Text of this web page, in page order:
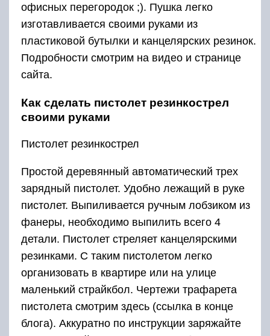
офисных перегородок ;). Пушка легко
изготавливается своими руками из
пластиковой бутылки и канцелярских резинок.
Подробности смотрим на видео и странице
сайта.
Как сделать пистолет резинкострел
своими руками
Пистолет резинкострел
Простой деревянный автоматический трех
зарядный пистолет. Удобно лежащий в руке
пистолет. Выпиливается ручным лобзиком из
фанеры, необходимо выпилить всего 4
детали. Пистолет стреляет канцелярскими
резинками. С таким пистолетом легко
организовать в квартире или на улице
маленький страйкбол. Чертежи трафарета
пистолета смотрим здесь (ссылка в конце
блога). Аккуратно по инструкции заряжайте